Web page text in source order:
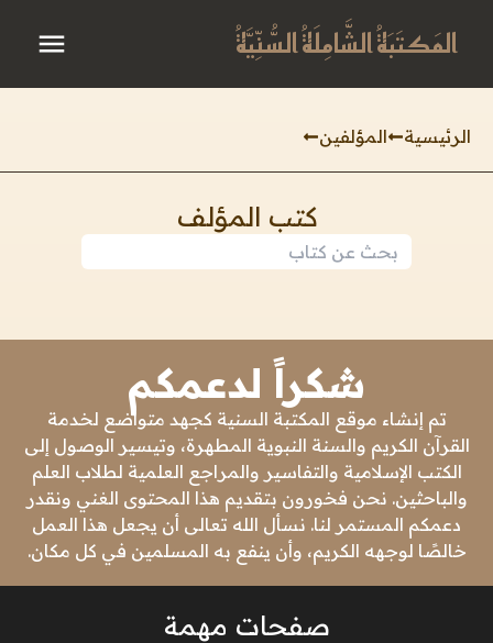
المَكتَبَةُ الشَّامِلَةُ السُّنِّيَّةُ
الرئيسية المؤلفين
كتب المؤلف
شكراً لدعمكم
تم إنشاء موقع المكتبة السنية كجهد متواضع لخدمة
القرآن الكريم والسنة النبوية المطهرة، وتيسير الوصول إلى
الكتب الإسلامية والتفاسير والمراجع العلمية لطلاب العلم
والباحثين. نحن فخورون بتقديم هذا المحتوى الغني ونقدر
دعمكم المستمر لنا. نسأل الله تعالى أن يجعل هذا العمل
خالصًا لوجهه الكريم، وأن ينفع به المسلمين في كل مكان.
صفحات مهمة